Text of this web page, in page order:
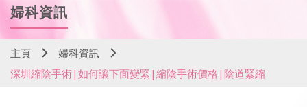
婦科資訊
主頁
婦科資訊
深圳縮陰手術|如何讓下面變緊|縮陰手術價格|陰道緊縮